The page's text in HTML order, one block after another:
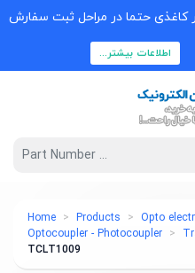
کاغذی حتما در مراحل ثبت سفارش
اطلاعات بیشتر...
Home Products
Opto
Optocoupler - Photocoupler
TCLT1009